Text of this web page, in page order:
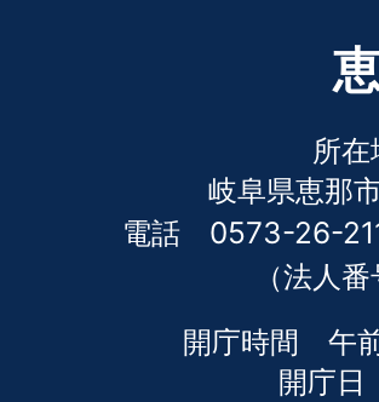
所
岐阜県恵那
電話 0573-26-
（法人
開庁時間 午
開庁